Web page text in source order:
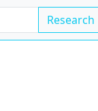
Research